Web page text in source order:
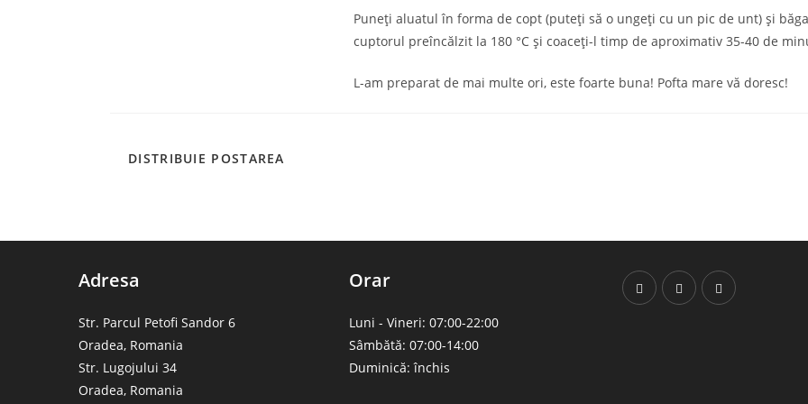
Puneți aluatul în forma de copt (puteți să o ungeți cu un pic de unt) și
cuptorul preîncălzit la 180 °C și coaceți-l timp de aproximativ 35-40 de
L-am preparat de mai multe ori, este foarte buna! Pofta mare vă doresc!
DISTRIBUIE POSTAREA
Adresa
Str. Parcul Petofi Sandor 6
Oradea, Romania
Str. Lugojului 34
Oradea, Romania
Orar
Luni - Vineri: 07:00-22:00
Sâmbătă: 07:00-14:00
Duminică: închis